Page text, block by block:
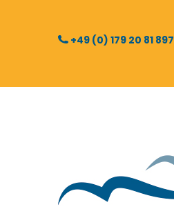
+49 (0) 179 20 81 897